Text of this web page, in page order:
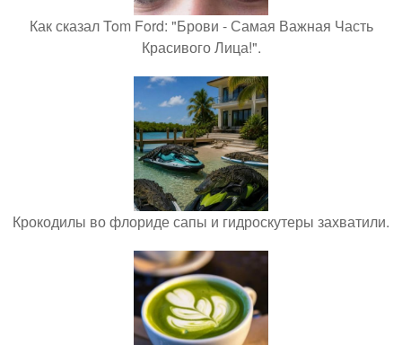
Как сказал Tom Ford: "Брови - Самая Важная Часть
Красивого Лица!".
Крокодилы во флориде сапы и гидроскутеры захватили.